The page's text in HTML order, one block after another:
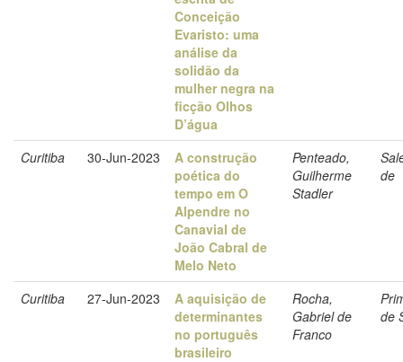
Conceição
Evaristo: uma
análise da
solidão da
mulher negra na
ficção Olhos
D’água
Curitiba 30-Jun-2023
A construção
poética do
tempo em O
Alpendre no
Canavial de
João Cabral de
Melo Neto
Penteado,
Guilherme
Stadler
de
Curitiba 27-Jun-2023
A aquisição de
determinantes
no português
brasileiro
Rocha,
Gabriel de
Franco
de